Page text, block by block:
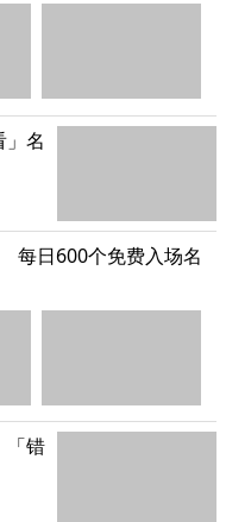
」名
每日600个免费入场名
「错